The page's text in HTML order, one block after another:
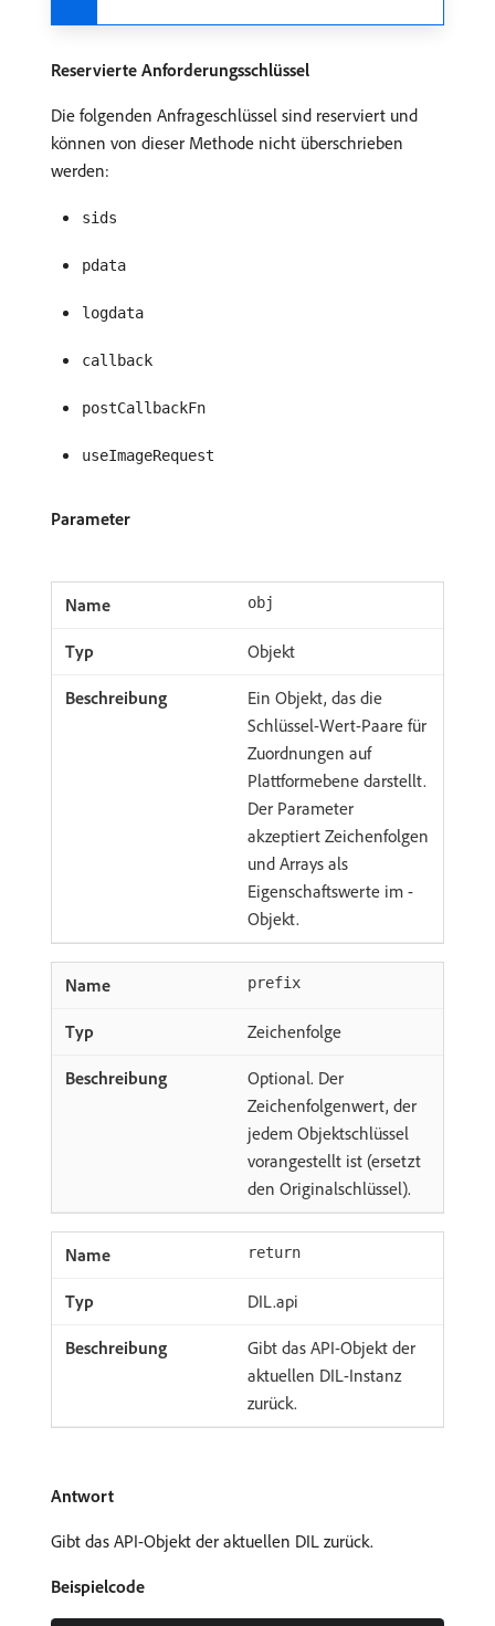
Reservierte Anforderungsschlüssel
Die folgenden Anfrageschlüssel sind reserviert und
können von dieser Methode nicht überschrieben
werden:
sids
pdata
logdata
callback
postCallbackFn
useImageRequest
Parameter
obj
Objekt
Ein Objekt, das die
Schlüssel-Wert-Paare für
Zuordnungen auf
Plattformebene darstellt.
Der Parameter
akzeptiert Zeichenfolgen
und Arrays als
Eigenschaftswerte im -
Objekt.
prefix
Zeichenfolge
Optional. Der
Zeichenfolgenwert, der
jedem Objektschlüssel
vorangestellt ist (ersetzt
den Originalschlüssel).
return
DIL.api
Gibt das API-Objekt der
aktuellen DIL-Instanz
zurück.
Antwort
Gibt das API-Objekt der aktuellen DIL zurück.
Beispielcode